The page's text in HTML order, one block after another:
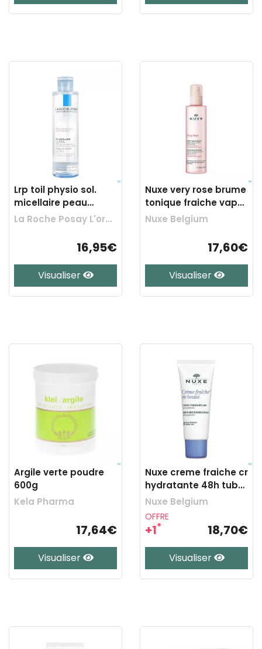
Lrp toil physio sol.
micellaire peau
react. 200ml
La Roche Posay L'oreal Belgilux
16,95€
Visualiser
Nuxe very rose brume
tonique fraiche vapo
200ml
Nuxe Belgium
17,60€
Visualiser
Argile verte poudre
600g
Kela Pharma
17,64€
Visualiser
Nuxe creme fraiche cr
hydratante 48h tube
30ml
Nuxe Belgium
OFFRE
+1* 18,70€
Visualiser